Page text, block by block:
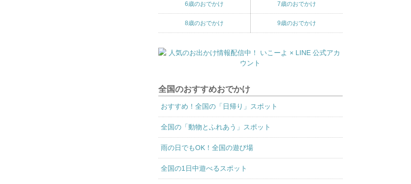
6歳のおでかけ 7歳のおでかけ
8歳のおでかけ 9歳のおでかけ
全国のおすすめおでかけ
おすすめ！全国の「日帰り」スポット
全国の「動物とふれあう」スポット
雨の日でもOK！全国の遊び場
全国の1日中遊べるスポット